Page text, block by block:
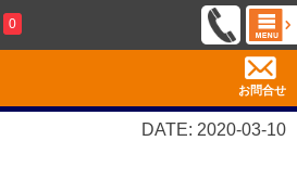
0
お問合せ
DATE: 2020-03-10